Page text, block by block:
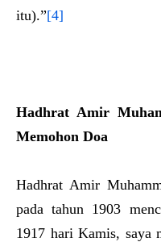
itu).”[4]
Hadhrat Amir
Memohon Doa
Hadhrat Amir
pada tahun 1903
1917 hari Kamis, saya